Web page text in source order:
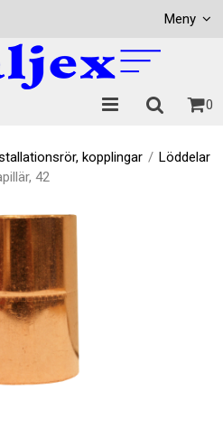
Meny
0
kopplingar / Löddelar
42